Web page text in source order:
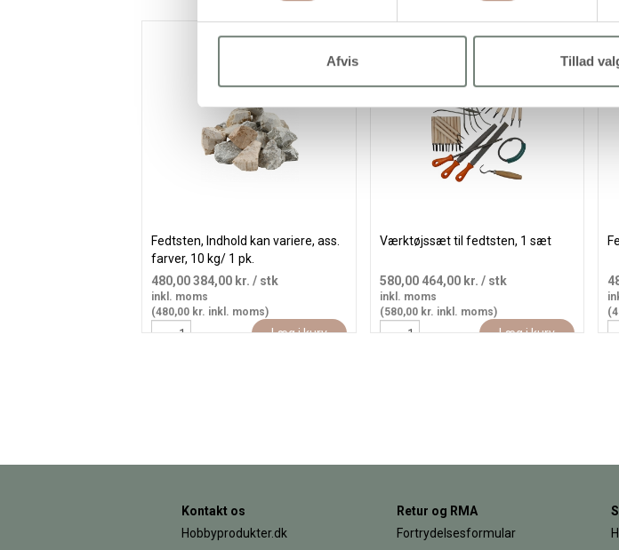
Afvis Tillad
Fedtsten, Indhold kan variere, ass.
farver, 10 kg/ 1 pk.
480,00384,00 kr. / stk
inkl. moms
(480,00 kr. inkl. moms)
Læg i kurv
Værktøjssæt til fedtsten, 1 sæt
580,00 464,00 kr. / stk
inkl. moms
(580,00 kr. inkl. moms)
Læg i kurv
Kontakt os
Hobbyprodukter.dk
Retur og RMA
Fortrydelsesformular